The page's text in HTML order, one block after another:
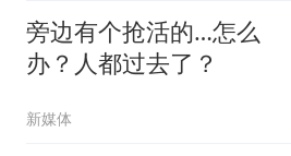
旁边有个抢活的…怎么
办？人都过去了？
新媒体